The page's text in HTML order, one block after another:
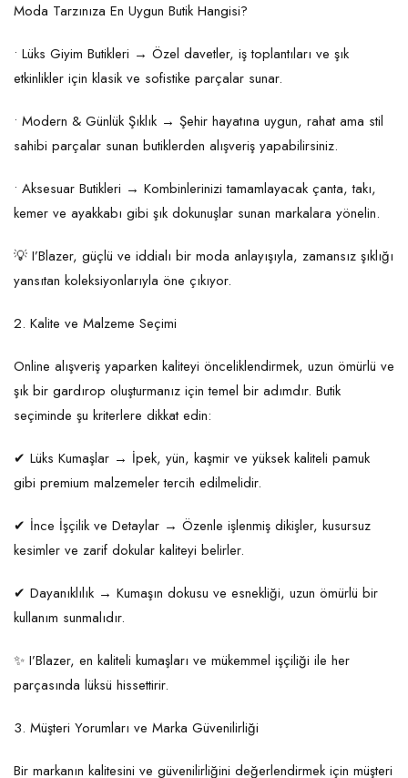
Moda Tarzınıza En Uygun Butik Hangisi?
• Lüks Giyim Butikleri → Özel davetler, iş toplantıları ve şık
etkinlikler için klasik ve sofistike parçalar sunar.
• Modern & Günlük Şıklık → Şehir hayatına uygun, rahat ama stil
sahibi parçalar sunan butiklerden alışveriş yapabilirsiniz.
• Aksesuar Butikleri → Kombinlerinizi tamamlayacak çanta, takı,
kemer ve ayakkabı gibi şık dokunuşlar sunan markalara yönelin.
💡 I’Blazer, güçlü ve iddialı bir moda anlayışıyla, zamansız şıklığı
yansıtan koleksiyonlarıyla öne çıkıyor.
2. Kalite ve Malzeme Seçimi
Online alışveriş yaparken kaliteyi önceliklendirmek, uzun ömürlü ve
şık bir gardırop oluşturmanız için temel bir adımdır. Butik
seçiminde şu kriterlere dikkat edin:
✔ Lüks Kumaşlar → İpek, yün, kaşmir ve yüksek kaliteli pamuk
gibi premium malzemeler tercih edilmelidir.
✔ İnce İşçilik ve Detaylar → Özenle işlenmiş dikişler, kusursuz
kesimler ve zarif dokular kaliteyi belirler.
✔ Dayanıklılık → Kumaşın dokusu ve esnekliği, uzun ömürlü bir
kullanım sunmalıdır.
✨ I’Blazer, en kaliteli kumaşları ve mükemmel işçiliği ile her
parçasında lüksü hissettirir.
3. Müşteri Yorumları ve Marka Güvenilirliği
Bir markanın kalitesini ve güvenilirliğini değerlendirmek için müşteri